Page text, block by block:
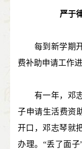
严于
每到新学期开
费补助申请工作进
有一年，邓志
子申请生活费资
开口，邓志琴就
办理。“丢了面